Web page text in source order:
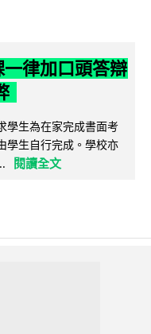
律加口頭答辯
學生為在家完成書面考
學生自行完成。學校亦
閱讀全文